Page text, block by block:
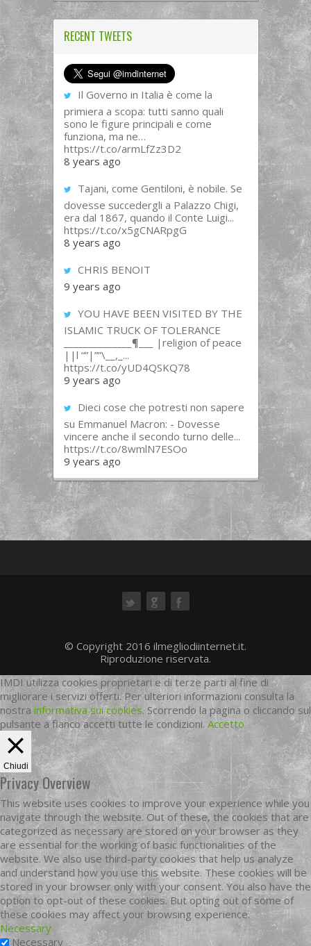
RECENT TWEETS
Il Governo in Italia è come la
primiera a scopa: tutti sanno quali
sono le figure principali e come
funziona, ma ne…
https://t.co/armLfZz3D2
8 years ago
Tajani, come Gentiloni, è nobile. Se
dovesse succedergli a Palazzo Chigi,
era dal 1867, quando il Conte Luigi...
https://t.co/x5gCNARpgG
8 years ago
CHRIS BENOIT
9 years ago
YOU HAVE BEEN VISITED BY THE
ISLAMIC TRUCK OF TOLERANCE
______________¶___ |religion of peace
||l “”|””\__,_...
https://t.co/yUD4QSKQ78
9 years ago
Dieci cose che potresti non sapere
su Emmanuel Macron: - Dovesse
vincere anche il secondo turno delle...
https://t.co/8wmlN7ESOo
9 years ago
© Copyright 2016 ilmegliodiinternet.it.
Riproduzione riservata.
IMDI utilizza cookies proprietari e di terze parti al fine di
migliorare i servizi offerti. Per ulteriori informazioni consulta la
nostra informativa sui cookies. Scorrendo la pagina o cliccando sul
pulsante a fianco accetti tutte le condizioni. Accetto
Chiudi
Privacy Overview
This website uses cookies to improve your experience while you
navigate through the website. Out of these, the cookies that are
categorized as necessary are stored on your browser as they
are essential for the working of basic functionalities of the
website. We also use third-party cookies that help us analyze
and understand how you use this website. These cookies will be
stored in your browser only with your consent. You also have the
option to opt-out of these cookies. But opting out of some of
these cookies may affect your browsing experience.
Necessary
Necessary